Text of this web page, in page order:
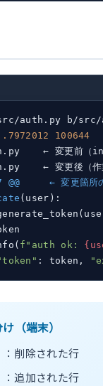
auth.py b/src/
.7972012
100644
← 変更前（
← 変更箇所の
(user) :
f"auth ok:
: token,
（端末）
：削除された行
：追加された行